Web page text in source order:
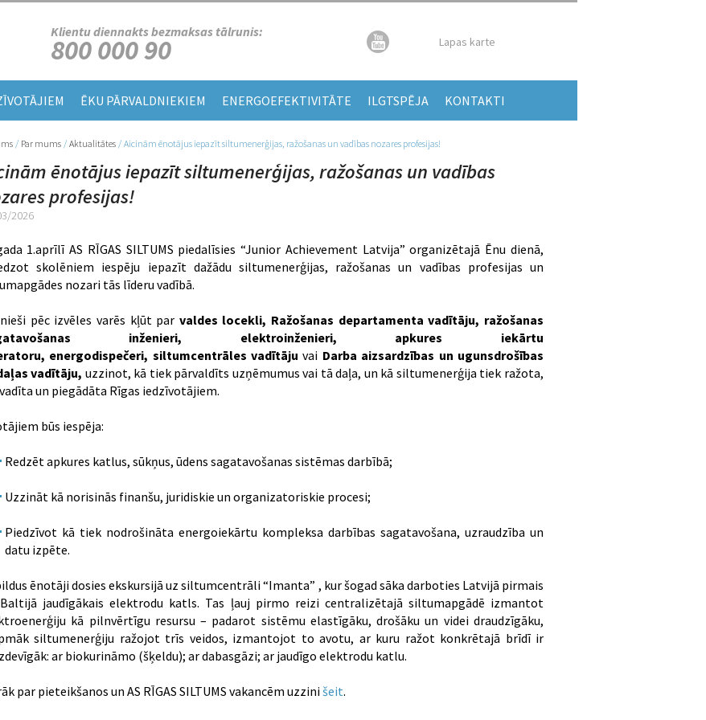
Klientu diennakts bezmaksas tālrunis:
800 000 90 Lapas karte
ĒKU PĀRVALDNIEKIEM ENERGOEFEKTIVITĀTE ILGTSPĒJA KONTAKTI
atrodaties šeit
/ Par mums / Aktualitātes / Aicinām ēnotājus iepazīt siltumenerģijas, ražošanas un vadības nozares profesijas!
ēnotājus iepazīt siltumenerģijas, ražošanas un vadības
profesijas!
2026
1.aprīlī AS RĪGAS SILTUMS piedalīsies “Junior Achievement Latvija” organizētajā Ēnu dienā,
skolēniem iespēju iepazīt dažādu siltumenerģijas, ražošanas un vadības profesijas un
nozari tās līderu vadībā.
pēc izvēles varēs kļūt par valdes locekli, Ražošanas departamenta vadītāju, ražošanas
inženieri, elektroinženieri, apkures iekārtu
energodispečeri, siltumcentrāles vadītājuvai Darba aizsardzības un ugunsdrošības
vadītāju, uzzinot, kā tiek pārvaldīts uzņēmumus vai tā daļa, un kā siltumenerģija tiek ražota,
un piegādāta Rīgas iedzīvotājiem.
būs iespēja:
Redzēt apkures katlus, sūkņus, ūdens sagatavošanas sistēmas darbībā;
Uzzināt kā norisinās finanšu, juridiskie un organizatoriskie procesi;
Piedzīvot kā tiek nodrošināta energoiekārtu kompleksa darbības sagatavošana, uzraudzība un
datu izpēte.
ēnotāji dosies ekskursijā uz siltumcentrāli “Imanta” , kur šogad sāka darboties Latvijā pirmais
jaudīgākais elektrodu katls. Tas ļauj pirmo reizi centralizētajā siltumapgādē izmantot
kā pilnvērtīgu resursu – padarot sistēmu elastīgāku, drošāku un videi draudzīgāku,
siltumenerģiju ražojot trīs veidos, izmantojot to avotu, ar kuru ražot konkrētajā brīdī ir
ar biokurināmo (šķeldu); ar dabasgāzi; ar jaudīgo elektrodu katlu.
par pieteikšanos un AS RĪGAS SILTUMS vakancēm uzzinišeit.